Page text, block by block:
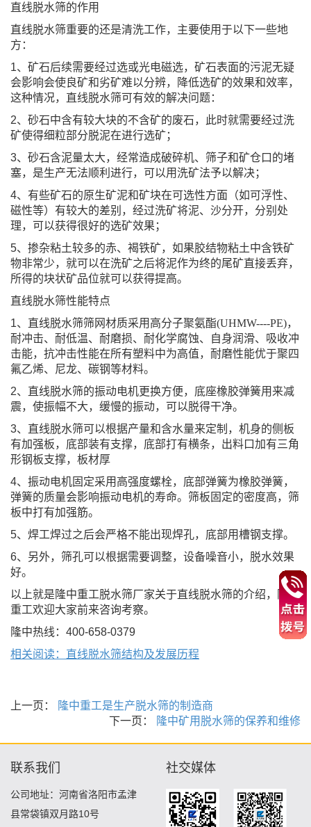
直线脱水筛的作用
直线脱水筛重要的还是清洗工作，主要使用于以下一些地
方：
1、矿石后续需要经过选或光电磁选，矿石表面的污泥无疑
会影响会使良矿和劣矿难以分辨，降低选矿的效果和效率，
这种情况，直线脱水筛可有效的解决问题：
2、砂石中含有较大块的不含矿的废石，此时就需要经过洗
矿使得细粒部分脱泥在进行选矿；
3、砂石含泥量太大，经常造成破碎机、筛子和矿仓口的堵
塞，是生产无法顺利进行，可以用洗矿法予以解决；
4、有些矿石的原生矿泥和矿块在可选性方面（如可浮性、
磁性等）有较大的差别，经过洗矿将泥、沙分开，分别处
理，可以获得很好的选矿效果；
5、掺杂粘土较多的赤、褐铁矿，如果胶结物粘土中含铁矿
物非常少，就可以在洗矿之后将泥作为终的尾矿直接丢弃，
所得的块状矿品位就可以获得提高。
直线脱水筛性能特点
1、直线脱水筛筛网材质采用高分子聚氨酯(UHMW----PE)，
耐冲击、耐低温、耐磨损、耐化学腐蚀、自身润滑、吸收冲
击能，抗冲击性能在所有塑料中为高值，耐磨性能优于聚四
氟乙烯、尼龙、碳钢等材料。
2、直线脱水筛的振动电机更换方便，底座橡胶弹簧用来减
震，使振幅不大，缓慢的振动，可以脱得干净。
3、直线脱水筛可以根据产量和含水量来定制，机身的侧板
有加强板，底部装有支撑，底部打有横条，出料口加有三角
形钢板支撑，板材厚
4、振动电机固定采用高强度螺栓，底部弹簧为橡胶弹簧，
弹簧的质量会影响振动电机的寿命。筛板固定的密度高，筛
板中打有加强筋。
5、焊工焊过之后会严格不能出现焊孔，底部用槽钢支撑。
6、另外，筛孔可以根据需要调整，设备噪音小，脱水效果
好。
以上就是隆中重工脱水筛厂家关于直线脱水筛的介绍，隆中
重工欢迎大家前来咨询考察。
隆中热线： 400-658-0379
相关阅读：直线脱水筛结构及发展历程
上一页：
隆中重工是生产脱水筛的制造商
下一页：
隆中矿用脱水筛的保养和维修
联系我们
公司地址：河南省洛阳市孟津
县常袋镇双月路10号
社交媒体